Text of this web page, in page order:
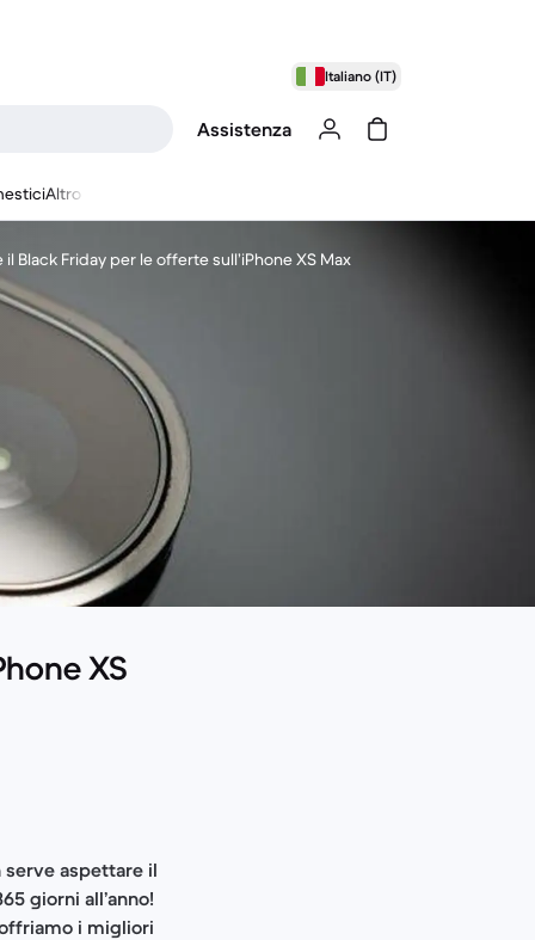
Italiano (IT)
Assistenza
Altro
Black Friday per le offerte sull’iPhone XS Max
XS
serve aspettare il
giorni all’anno!
i migliori